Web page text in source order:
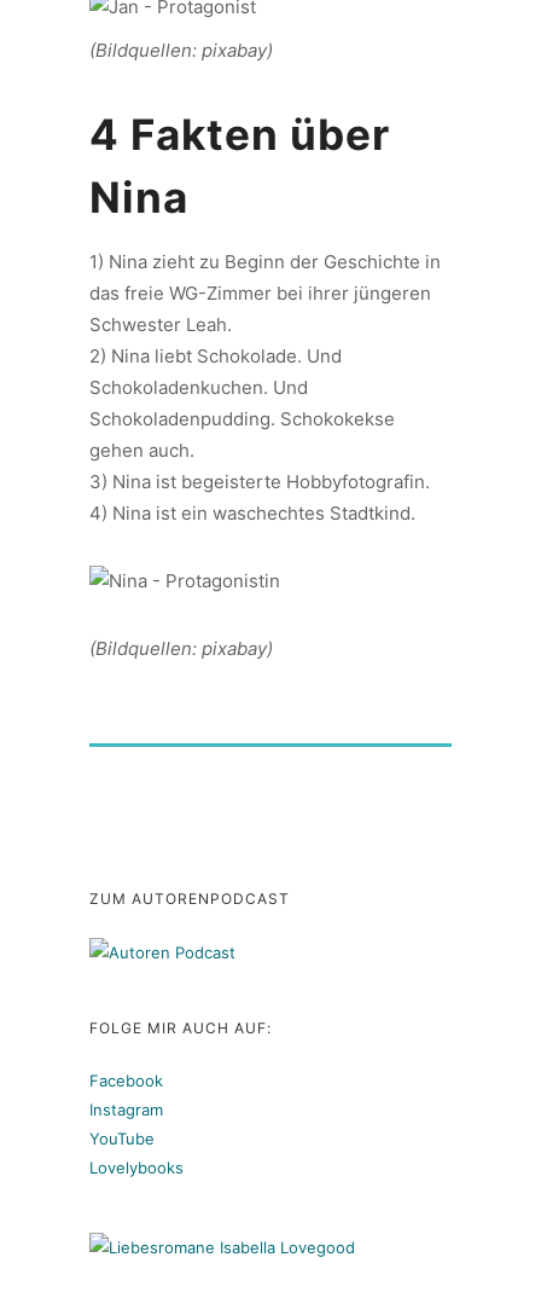
(Bildquellen: pixabay)
4 Fakten über
Nina
1) Nina zieht zu Beginn der Geschichte in
das freie WG-Zimmer bei ihrer jüngeren
Schwester Leah.
2) Nina liebt Schokolade. Und
Schokoladenkuchen. Und
Schokoladenpudding. Schokokekse
gehen auch.
3) Nina ist begeisterte Hobbyfotografin.
4) Nina ist ein waschechtes Stadtkind.
(Bildquellen: pixabay)
ZUM AUTORENPODCAST
FOLGE MIR AUCH AUF:
Facebook
Instagram
YouTube
Lovelybooks